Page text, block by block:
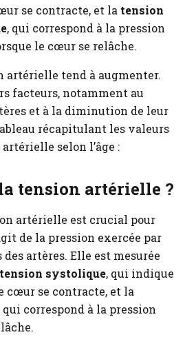
se contracte, et la tension
, qui correspond à la pression
le cœur se relâche.
artérielle tend à augmenter.
facteurs, notamment au
et à la diminution de leur
récapitulant les valeurs
selon l’âge :
la tension artérielle ?
artérielle est crucial pour
de la pression exercée par
artères. Elle est mesurée
tension systolique, qui indique
cœur se contracte, et la
qui correspond à la pression